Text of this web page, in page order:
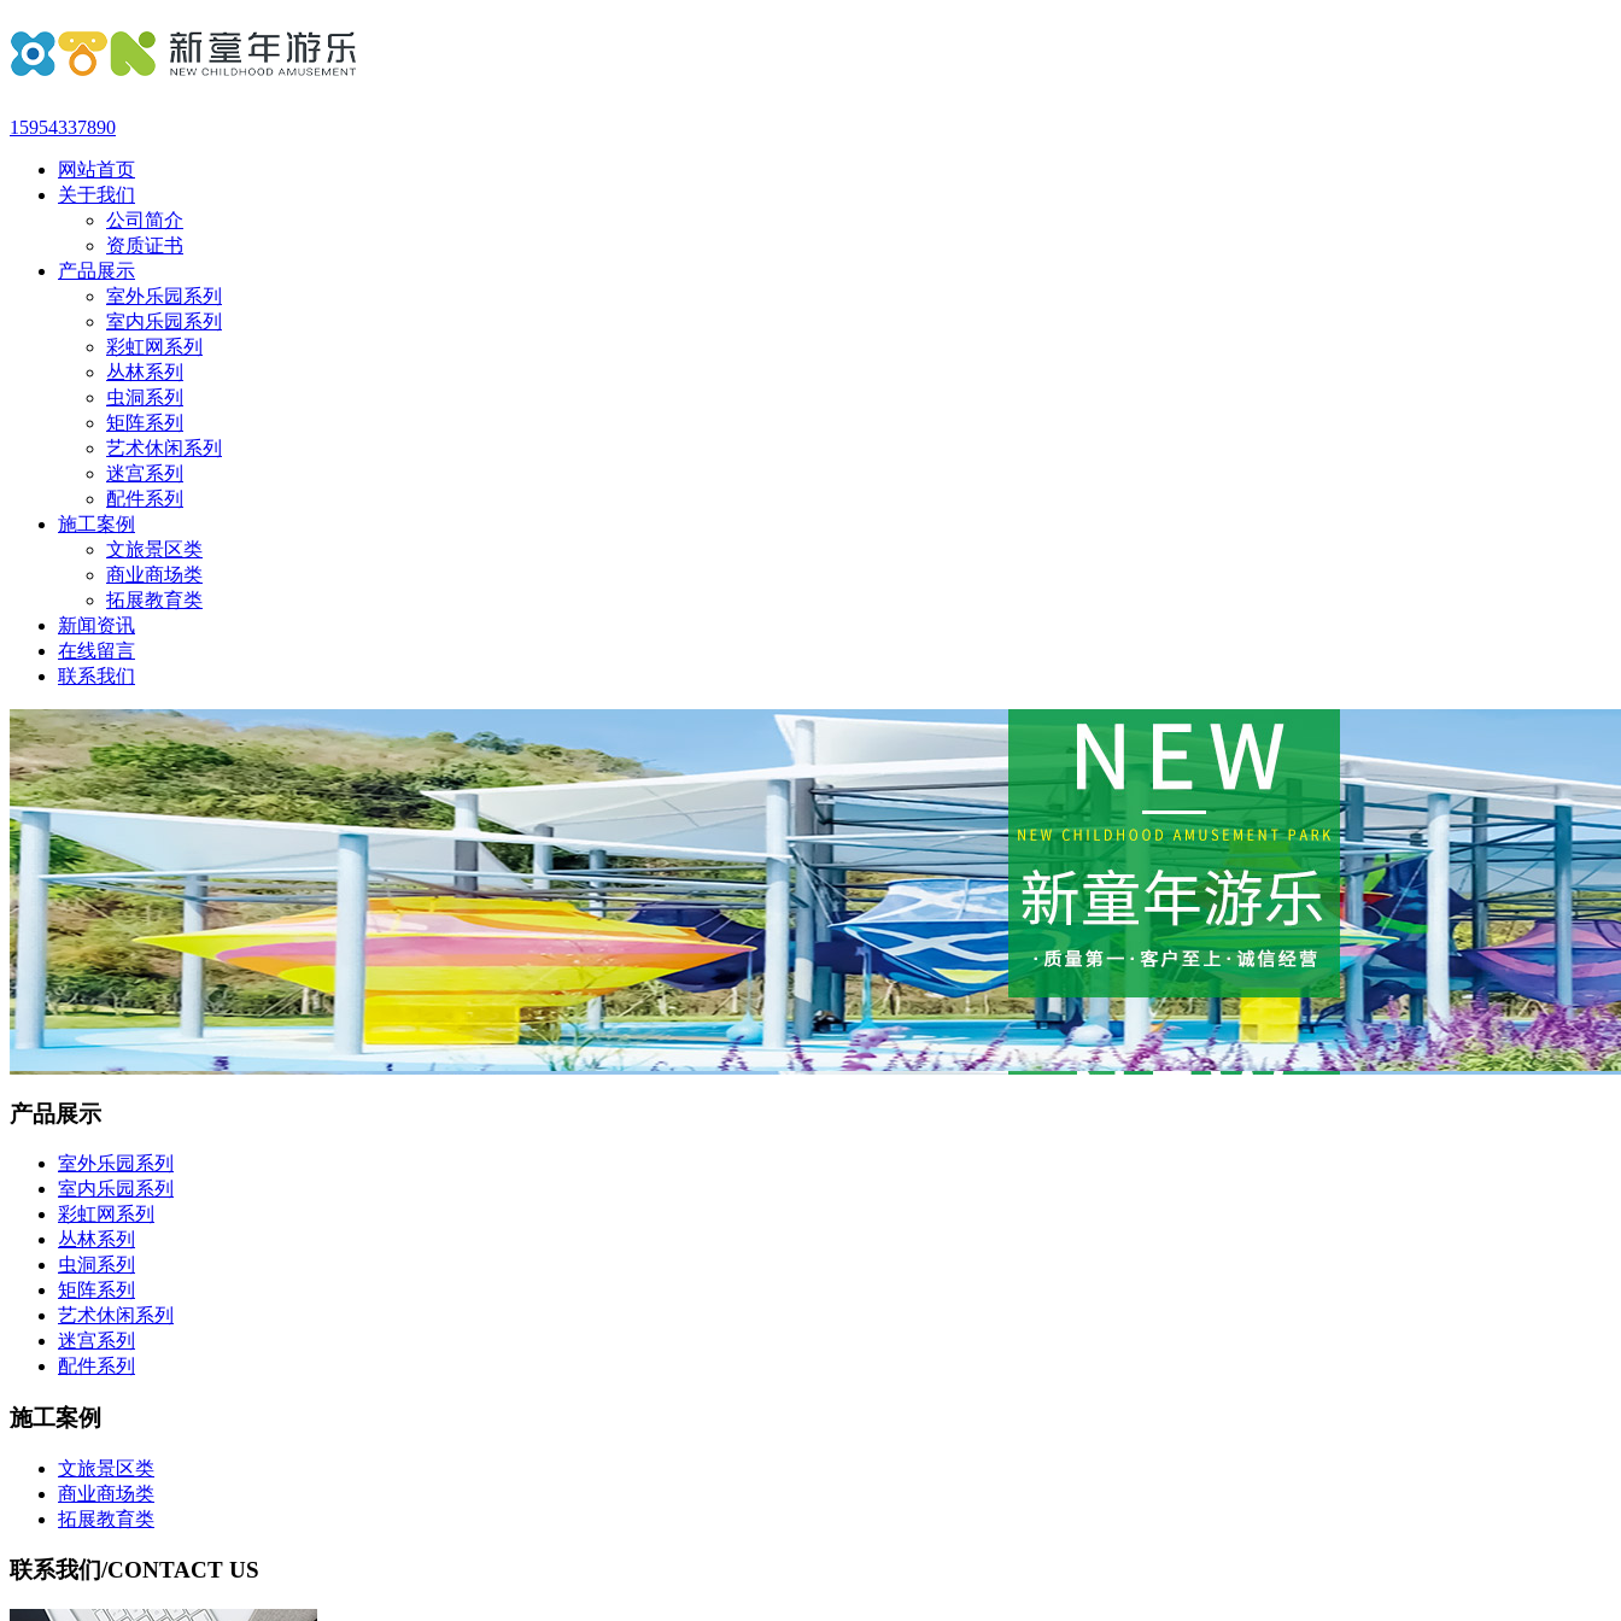
15954337890
网站首页
关于我们
公司简介
资质证书
产品展示
室外乐园系列
室内乐园系列
彩虹网系列
丛林系列
虫洞系列
矩阵系列
艺术休闲系列
迷宫系列
配件系列
施工案例
文旅景区类
商业商场类
拓展教育类
新闻资讯
在线留言
联系我们
产品展示
室外乐园系列
室内乐园系列
彩虹网系列
丛林系列
虫洞系列
矩阵系列
艺术休闲系列
迷宫系列
配件系列
施工案例
文旅景区类
商业商场类
拓展教育类
联系我们/CONTACT US